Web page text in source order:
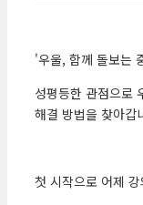
'우울, 함께 돌보는
성평등한 관점으로
해결 방법을 찾아갑
첫 시작으로 어제